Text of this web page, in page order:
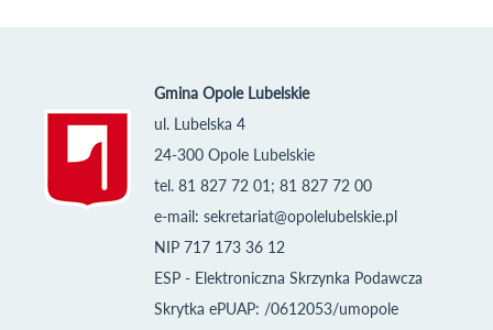
Gmina Opole Lubelskie
ul. Lubelska 4
24-300 Opole Lubelskie
tel. 81 827 72 01; 81 827 72 00
e-mail: sekretariat@opolelubelskie.pl
NIP 717 173 36 12
ESP - Elektroniczna Skrzynka Podawcza
Skrytka ePUAP: /0612053/umopole